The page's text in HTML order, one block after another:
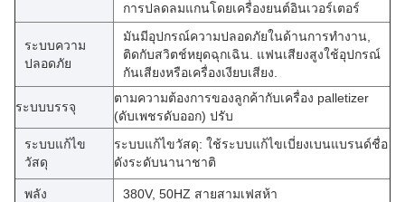
การปลดลมแกนโดยเครื่องยนต์อินเวอร์เตอร์
ระบบความ
ปลอดภัย
มันมีอุปกรณ์ความปลอดภัยในด้านการทํางาน,
ติดกับสวิตช์หยุดฉุกเฉิน. แฟนเสียงสูงใช้อุปกรณ์
กันเสียงหรือเครื่องเงียบเสียง.
ระบบบรรจุ
ตามความต้องการของลูกค้ากับเครื่อง palletizer
(ดับเพชรดับออก) ปรับ
ระบบแก้ไข
วัสดุ
ระบบแก้ไขวัสดุ: ใช้ระบบแก้ไขเบี่ยงเบนแบรนด์ชื่อ
ดังระดับนานาชาติ
พลัง
380V, 50HZ สายสามเฟสห้า